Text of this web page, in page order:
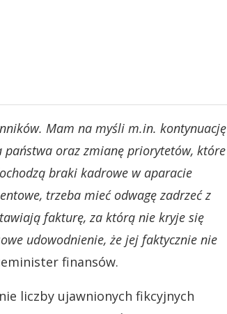
Mam na myśli m.in. kontynuację
oraz zmianę priorytetów, które
braki kadrowe w aparacie
trzeba mieć odwagę zadrzeć z
fakturę, za którą nie kryje się
udowodnienie, że jej faktycznie nie
finansów.
liczby ujawnionych fikcyjnych